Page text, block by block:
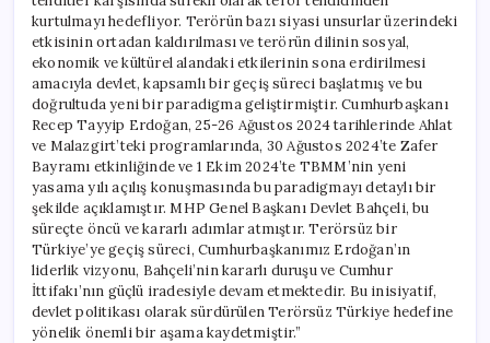
kurtulmayı hedefliyor. Terörün bazı siyasi unsurlar üzerindeki
etkisinin ortadan kaldırılması ve terörün dilinin sosyal,
ekonomik ve kültürel alandaki etkilerinin sona erdirilmesi
amacıyla devlet, kapsamlı bir geçiş süreci başlatmış ve bu
doğrultuda yeni bir paradigma geliştirmiştir. Cumhurbaşkanı
Recep Tayyip Erdoğan, 25-26 Ağustos 2024 tarihlerinde Ahlat
ve Malazgirt’teki programlarında, 30 Ağustos 2024’te Zafer
Bayramı etkinliğinde ve 1 Ekim 2024’te TBMM’nin yeni
yasama yılı açılış konuşmasında bu paradigmayı detaylı bir
şekilde açıklamıştır. MHP Genel Başkanı Devlet Bahçeli, bu
süreçte öncü ve kararlı adımlar atmıştır. Terörsüz bir
Türkiye’ye geçiş süreci, Cumhurbaşkanımız Erdoğan’ın
liderlik vizyonu, Bahçeli’nin kararlı duruşu ve Cumhur
İttifakı’nın güçlü iradesiyle devam etmektedir. Bu inisiyatif,
devlet politikası olarak sürdürülen Terörsüz Türkiye hedefine
yönelik önemli bir aşama kaydetmiştir.”